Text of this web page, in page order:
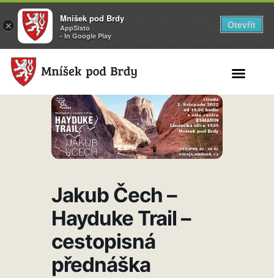
Jakub Čech –
Hayduke Trail –
cestopisná
přednáška
×
Mníšek pod Brdy
AppSisto
- In Google Play
Otevřít